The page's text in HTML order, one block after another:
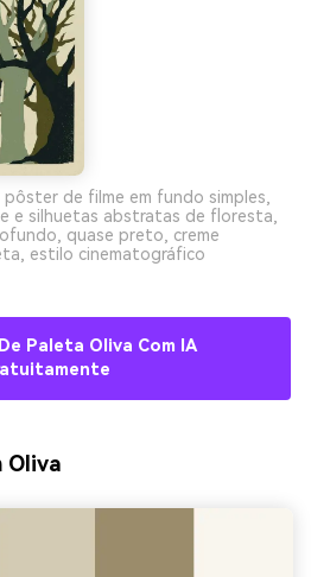
de filme em fundo simples,
e silhuetas abstratas de floresta,
quase preto, creme
estilo cinematográfico
Paleta Oliva Com IA
Oliva